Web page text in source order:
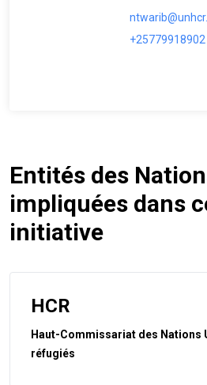
+25779918902
Entités des
impliquées dans
initiative
HCR
Haut-Commissariat des Nations
réfugiés